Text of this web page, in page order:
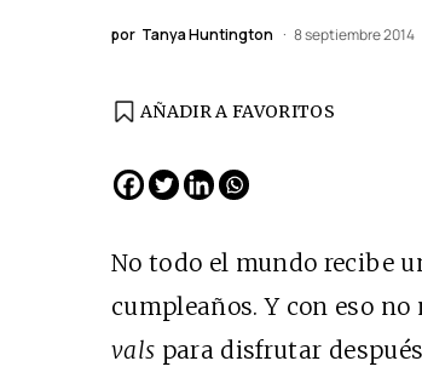
por Tanya Huntington 8 septiembre 2014
AÑADIR A FAVORITOS
No todo el mundo recibe
cumpleaños. Y con eso
vals para disfrutar